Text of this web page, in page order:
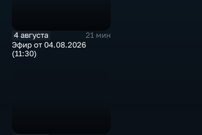
4 августа
21 мин
Эфир от 04.08.2026
(11:30)